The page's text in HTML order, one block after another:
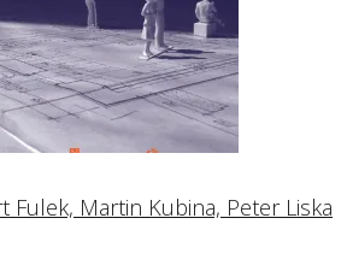
Fulek, Martin Kubina, Peter Liska